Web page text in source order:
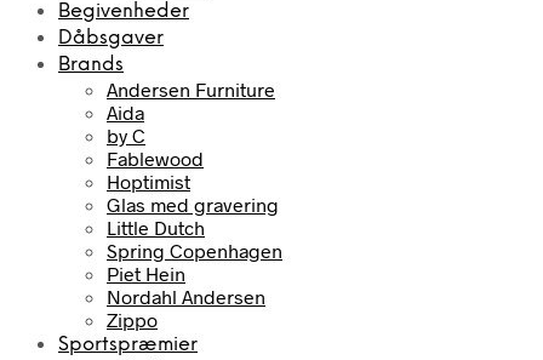
Begivenheder
Dåbsgaver
Brands
Andersen Furniture
Aida
by C
Fablewood
Hoptimist
Glas med gravering
Little Dutch
Spring Copenhagen
Piet Hein
Nordahl Andersen
Zippo
Sportspræmier